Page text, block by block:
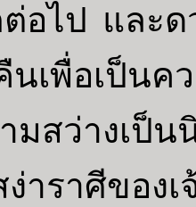
อไป และด
นเพื่อเป็น
มสว่างเป็
ง่าราศีของเ